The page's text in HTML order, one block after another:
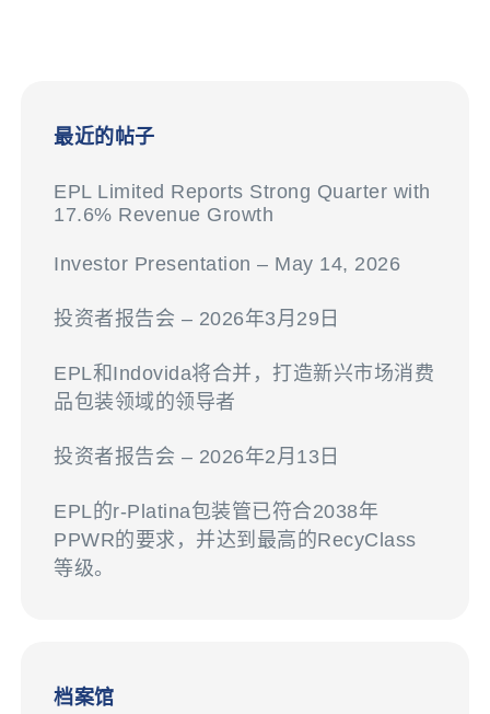
最近的帖子
EPL Limited Reports Strong Quarter with
17.6% Revenue Growth
Investor Presentation – May 14, 2026
投资者报告会 – 2026年3月29日
EPL和Indovida将合并，打造新兴市场消费
品包装领域的领导者
投资者报告会 – 2026年2月13日
EPL的r-Platina包装管已符合2038年
PPWR的要求，并达到最高的RecyClass
等级。
档案馆